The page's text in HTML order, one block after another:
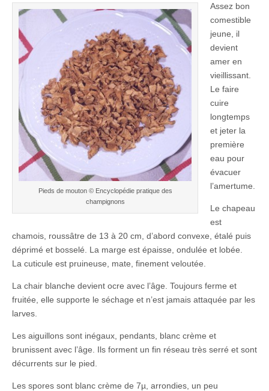
Pieds de mouton © Encyclopédie pratique des
champignons
Assez bon
comestible
jeune, il
devient
amer en
vieillissant.
Le faire
cuire
longtemps
et jeter la
première
eau pour
évacuer
l’amertume.
Le chapeau
est
chamois, roussâtre de 13 à 20 cm, d’abord convexe, étalé puis
déprimé et bosselé. La marge est épaisse, ondulée et lobée.
La cuticule est pruineuse, mate, finement veloutée.
La chair blanche devient ocre avec l’âge. Toujours ferme et
fruitée, elle supporte le séchage et n’est jamais attaquée par les
larves.
Les aiguillons sont inégaux, pendants, blanc crème et
brunissent avec l’âge. Ils forment un fin réseau très serré et sont
décurrents sur le pied.
Les spores sont blanc crème de 7µ, arrondies, un peu